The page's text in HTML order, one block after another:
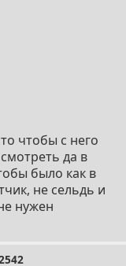
чтобы с него
да в
было как в
не сельдь и
нужен